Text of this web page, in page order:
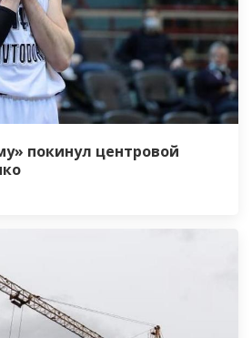
покинул центровой